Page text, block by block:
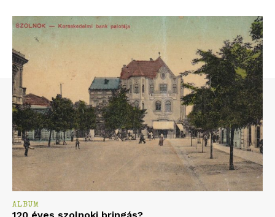
ALBUM